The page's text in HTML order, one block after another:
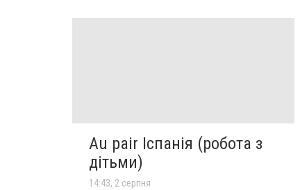
Au pair Іспанія (робота з
дітьми)
14:43, 2 серпня